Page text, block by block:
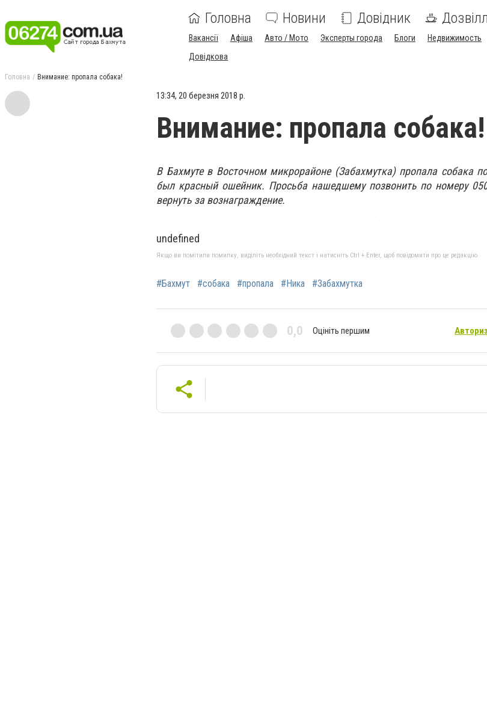
Головна Новини Довідник
Вакансії Афіша Авто / Мото Эксперты города Блоги Недвижимость
Довідкова
Головна Внимание: пропала собака!
13:34, 20 березня 2018 р.
Внимание: пропала собака!
В Бахмуте в Восточном микрорайоне (Забахмутка) пропала собака
был красный ошейник. Просьба нашедшему позвонить по номеру
вернуть за вознаграждение.
undefined
Якщо ви помітили помилку, виділіть необхідний текст і натисніть Ctrl + Enter, щоб повідомити про це редакцію
#Бахмут #собака #пропала #Ника #Забахмутка
0,0 Оцініть першим